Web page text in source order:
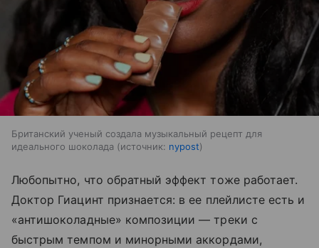
Британский ученый создала музыкальный рецепт для
идеального шоколада
источник: nypost
Любопытно, что обратный эффект тоже работает.
Доктор Гиацинт признается: в ее плейлисте есть и
«антишоколадные» композиции — треки с
быстрым темпом и минорными аккордами,